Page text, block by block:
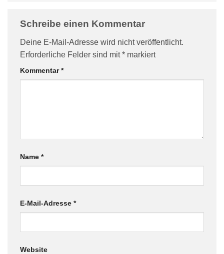
Schreibe einen Kommentar
Deine E-Mail-Adresse wird nicht veröffentlicht.
Erforderliche Felder sind mit* markiert
Kommentar*
Name *
E-Mail-Adresse *
Website